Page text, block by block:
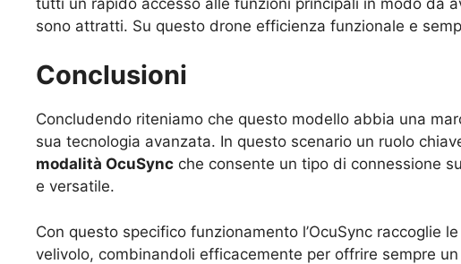
sono attratti. Su questo drone efficienza funzionale e
Conclusioni
Concludendo riteniamo che questo modello abbia una
sua tecnologia avanzata. In questo scenario un ruolo
modalità OcuSync che consente un tipo di connessione
e versatile.
Con questo specifico funzionamento l’OcuSync raccoglie
velivolo, combinandoli efficacemente per offrire sempre